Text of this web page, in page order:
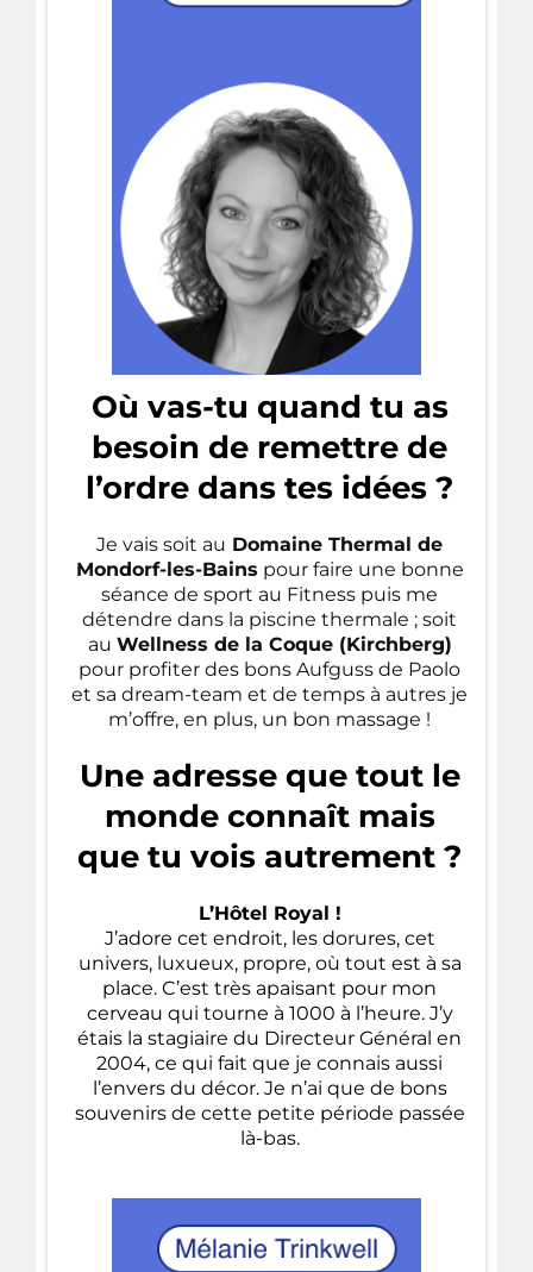
Où vas-tu quand tu as
besoin de remettre de
l’ordre dans tes idées ?
Je vais soit au Domaine Thermal de
Mondorf-les-Bains pour faire une bonne
séance de sport au Fitness puis me
détendre dans la piscine thermale ; soit
au Wellness de la Coque (Kirchberg)
pour profiter des bons Aufguss de Paolo
et sa dream-team et de temps à autres je
m’offre, en plus, un bon massage !
Une adresse que tout le
monde connaît mais
que tu vois autrement ?
L’Hôtel Royal !
J’adore cet endroit, les dorures, cet
univers, luxueux, propre, où tout est à sa
place. C’est très apaisant pour mon
cerveau qui tourne à 1000 à l’heure. J’y
étais la stagiaire du Directeur Général en
2004, ce qui fait que je connais aussi
l’envers du décor. Je n’ai que de bons
souvenirs de cette petite période passée
là-bas.